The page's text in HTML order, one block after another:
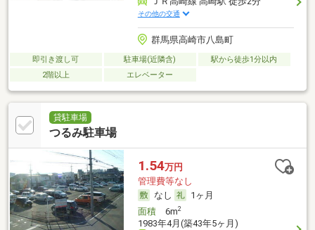
その他の交通
群馬県高崎市八島町
即引き渡し可 駐車場(近隣含)
駅から徒歩1分以内
2階以上
エレベーター
貸駐車場
つるみ駐車場
1.54万円
管理費等なし
なし
1ヶ月
面積6m2
1983年4月(築43年5ヶ月)